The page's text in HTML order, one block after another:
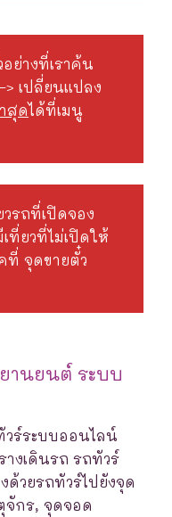
ย่างที่เราค้น
เปลี่ยนแปลง
สุดได้ที่เมนู
วรถที่เปิดจอง
ที่ยวที่ไม่เปิดให้
ที่ จุดขายตั๋ว
านยนต์ ระบบ
วร์ระบบออนไลน์
างเดินรถ รถทัวร์
ด้วยรถทัวร์ไปยังจุด
จักร, จุดจอด